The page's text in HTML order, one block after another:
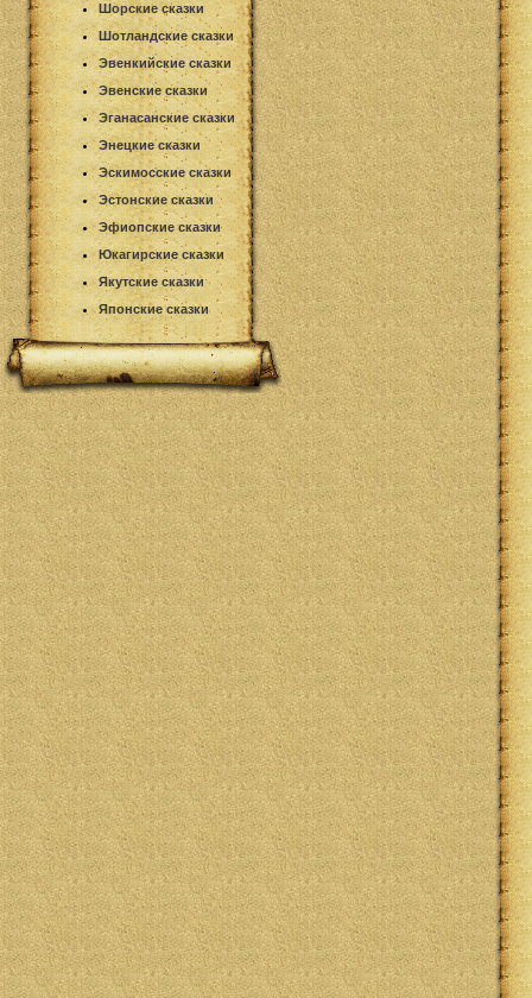
Шорские сказки
Шотландские сказки
Эвенкийские сказки
Эвенские сказки
Эганасанские сказки
Энецкие сказки
Эскимосские сказки
Эстонские сказки
Эфиопские сказки
Юкагирские сказки
Якутские сказки
Японские сказки